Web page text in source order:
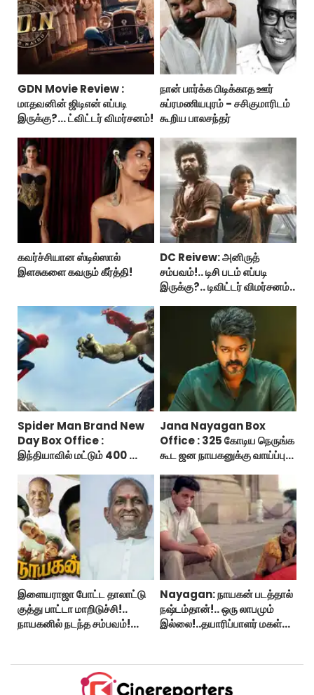
GDN Movie Review :
மாதவனின் ஜிடிஎன் எப்படி
இருக்கு?... ட்விட்டர் விமர்சனம்!
நான் பார்க்க பிடிக்காத ஊர்
சுப்ரமணியபுரம் - சசிகுமாரிடம்
கூறிய பாலசந்தர்
கவர்ச்சியான ஸ்டில்ஸால்
இளசுகளை கவரும் கீர்த்தி!
DC Reivew: அனிருத்
சம்பவம்!.. டிசி படம் எப்படி
இருக்கு?.. டிவிட்டர் விமர்சனம்..
Spider Man Brand New
Day Box Office :
இந்தியாவில் மட்டும் 400 கோடி
பிராண்ட் நியூ டே?
Jana Nayagan Box
Office : 325 கோடிய நெருங்க
கூட ஜன நாயகனுக்கு வாய்ப்பு
இளையராஜா போட்ட தாலாட்டு
குத்து பாட்டா மாறிடுச்சி!..
நாயகனில் நடந்த சம்பவம்!...
Nayagan: நாயகன் படத்தால்
நஷ்டம்தான்!.. ஒரு லாபமும்
இல்லை!..தயாரிப்பாளர் மகள்